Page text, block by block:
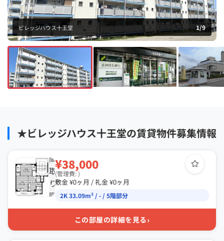
ビレッジハウス十王堂 1/9
★ビレッジハウス十王堂の賃貸物件募集情報
間
取
り
図
¥38,000
(管理費: )
敷金 ¥0ヶ月 / 礼金 ¥0ヶ月
2K 33.09m² / - / 5階部分
この部屋の詳細を見る›